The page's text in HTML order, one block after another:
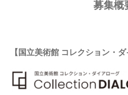
募集概
【国立美術館 コレクション・ダ